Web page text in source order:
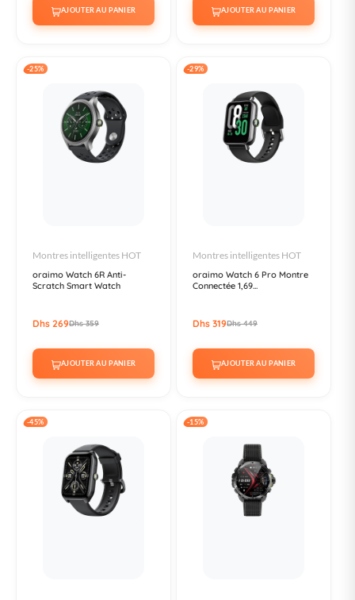
AJOUTER AU PANIER AJOUTER AU PANIER
-25%
Montres intelligentes HOT
oraimo Watch 6R Anti-
Scratch Smart Watch
Dhs 269Dhs 359
AJOUTER AU PANIER
-29%
Montres intelligentes HOT
oraimo Watch 6 Pro Montre
Connectée 1,69...
Dhs 319Dhs 449
AJOUTER AU PANIER
-45% -15%